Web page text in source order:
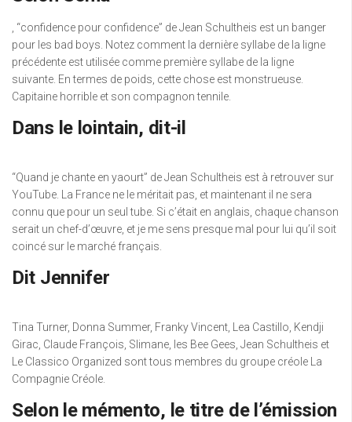
, “confidence pour confidence” de Jean Schultheis est un banger
pour les bad boys. Notez comment la dernière syllabe de la ligne
précédente est utilisée comme première syllabe de la ligne
suivante. En termes de poids, cette chose est monstrueuse.
Capitaine horrible et son compagnon tennile.
Dans le lointain, dit-il
“Quand je chante en yaourt” de Jean Schultheis est à retrouver sur
YouTube. La France ne le méritait pas, et maintenant il ne sera
connu que pour un seul tube. Si c’était en anglais, chaque chanson
serait un chef-d’œuvre, et je me sens presque mal pour lui qu’il soit
coincé sur le marché français.
Dit Jennifer
Tina Turner, Donna Summer, Franky Vincent, Lea Castillo, Kendji
Girac, Claude François, Slimane, les Bee Gees, Jean Schultheis et
Le Classico Organized sont tous membres du groupe créole La
Compagnie Créole.
Selon le mémento, le titre de l’émission